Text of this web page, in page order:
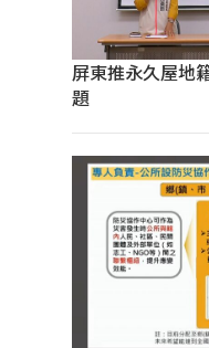
屏東推永久屋地
題